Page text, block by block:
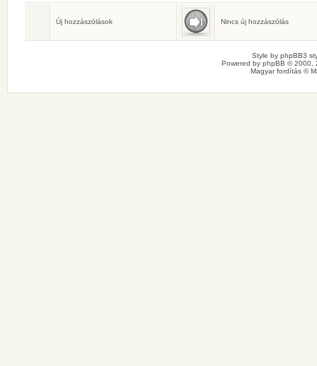
Születésnaposok
Ma senkinek sincs születésnapja.
Új hozzászólások Nincs új hozzászólás
Style by phpBB3
Powered by phpBB © 2000,
Magyar fordítás ©